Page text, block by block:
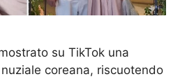
su TikTok una
coreana, riscuotendo